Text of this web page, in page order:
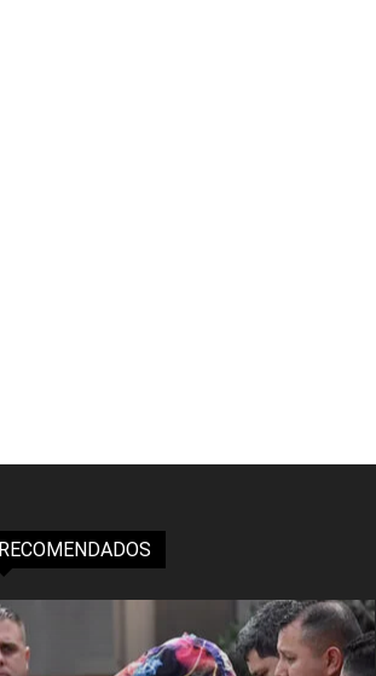
RECOMENDADOS